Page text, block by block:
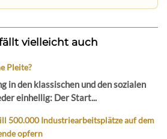
vielleicht auch
Pleite?
in den klassischen und den sozialen
einhellig: Der Start...
500.000 Industriearbeitsplätze auf dem
opfern